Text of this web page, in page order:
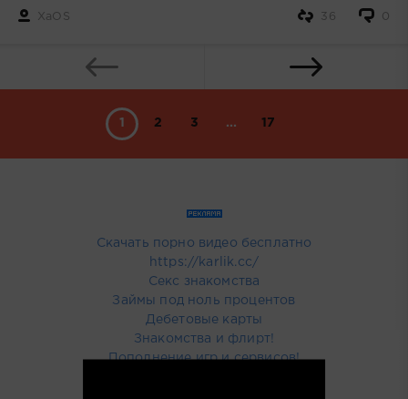
XaOS 0
36
1 2 3 ... 17
Скачать порно видео бесплатно
https://karlik.cc/
Секс знакомства
Займы под ноль процентов
Дебетовые карты
Знакомства и флирт!
Пополнение игр и сервисов!